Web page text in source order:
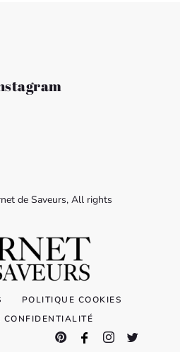
de Saveurs, All rights
POLITIQUE COOKIES
CONFIDENTIALITÉ